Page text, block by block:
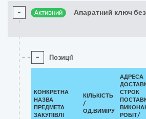
- Активний Апаратний ключ
- Позиції
КОНКРЕТНА
НАЗВА
ПРЕДМЕТА
ЗАКУПІВЛІ
КІЛЬКІСТЬ
/
ОД.ВИМІРУ
АДРЕСА
СТРОК
РОБІТ/